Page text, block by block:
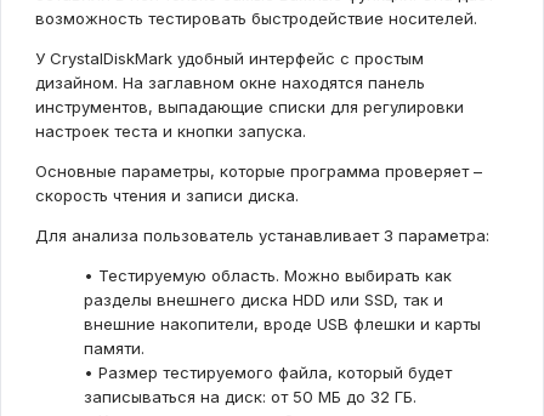
возможность тестировать быстродействие носителей.
У CrystalDiskMark удобный интерфейс с простым
дизайном. На заглавном окне находятся панель
инструментов, выпадающие списки для регулировки
настроек теста и кнопки запуска.
Основные параметры, которые программа проверяет –
скорость чтения и записи диска.
Для анализа пользователь устанавливает 3 параметра:
• Тестируемую область. Можно выбирать как
разделы внешнего диска HDD или SSD, так и
внешние накопители, вроде USB флешки и карты
памяти.
• Размер тестируемого файла, который будет
записываться на диск: от 50 МБ до 32 ГБ.